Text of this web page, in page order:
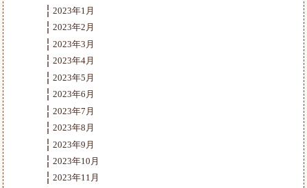
2023年1月
2023年2月
2023年3月
2023年4月
2023年5月
2023年6月
2023年7月
2023年8月
2023年9月
2023年10月
2023年11月